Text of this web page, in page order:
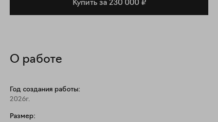
Купить за 230 000 ₽
О работе
Год создания работы:
2026г.
Размер: